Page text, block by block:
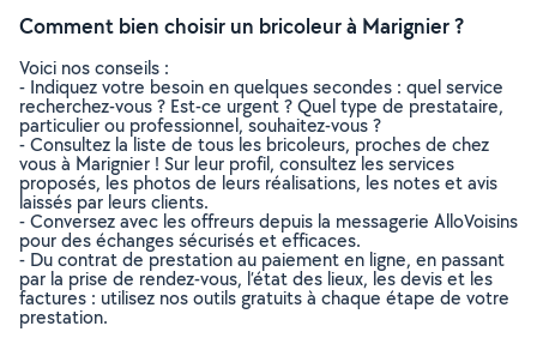
Comment bien choisir un bricoleur à Marignier ?
Voici nos conseils :
- Indiquez votre besoin en quelques secondes : quel service
recherchez-vous ? Est-ce urgent ? Quel type de prestataire,
particulier ou professionnel, souhaitez-vous ?
- Consultez la liste de tous les bricoleurs, proches de chez
vous à Marignier ! Sur leur profil, consultez les services
proposés, les photos de leurs réalisations, les notes et avis
laissés par leurs clients.
- Conversez avec les offreurs depuis la messagerie AlloVoisins
pour des échanges sécurisés et efficaces.
- Du contrat de prestation au paiement en ligne, en passant
par la prise de rendez-vous, l’état des lieux, les devis et les
factures : utilisez nos outils gratuits à chaque étape de votre
prestation.